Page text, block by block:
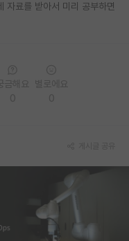
자료를 받아서 미리 공부하면